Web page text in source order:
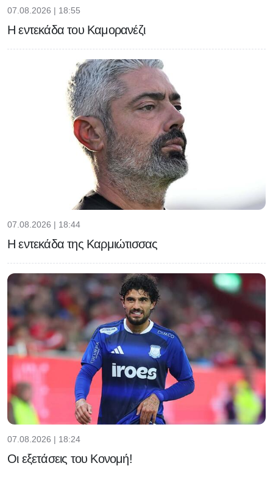
07.08.2026 | 18:55
Η εντεκάδα του Καμορανέζι
07.08.2026 | 18:44
Η εντεκάδα της Καρμιώτισσας
07.08.2026 | 18:24
Οι εξετάσεις του Κονομή!